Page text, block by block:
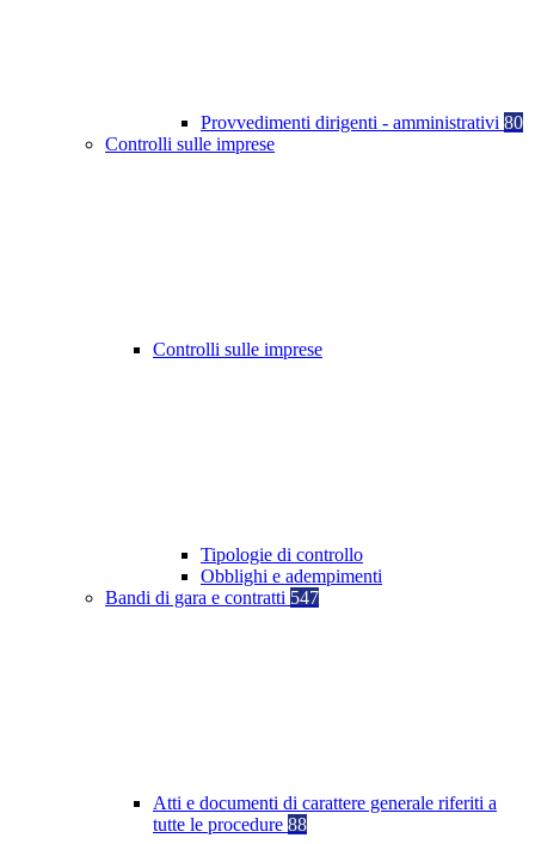
Provvedimenti dirigenti - amministrativi 80
Controlli sulle imprese
Controlli sulle imprese
Tipologie di controllo
Obblighi e adempimenti
Bandi di gara e contratti 547
Atti e documenti di carattere generale riferiti a
tutte le procedure 88